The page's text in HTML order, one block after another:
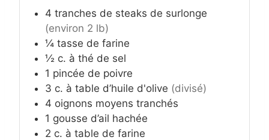
4 tranches de steaks de surlonge
(environ 2 lb)
¼ tasse de farine
½ c. à thé de sel
1 pincée de poivre
3 c. à table d’huile d'olive (divisé)
4 oignons moyens tranchés
1 gousse d’ail hachée
2 c. à table de farine